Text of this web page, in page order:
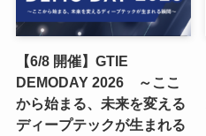
【6/8 開催】GTIE
DEMODAY 2026 ～ここ
から始まる、未来を変える
ディープテックが生まれる